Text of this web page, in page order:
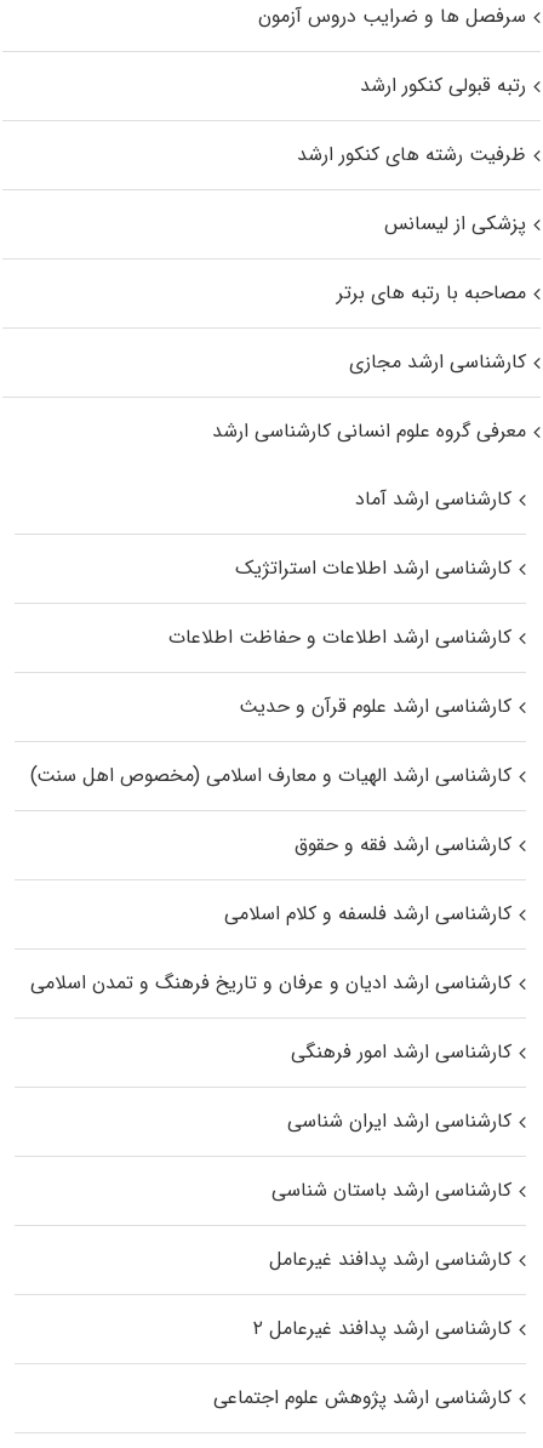
سرفصل ها و ضرایب دروس آزمون
رتبه قبولی کنکور ارشد
ظرفیت رشته های کنکور ارشد
پزشکی از لیسانس
مصاحبه با رتبه های برتر
کارشناسی ارشد مجازی
معرفی گروه علوم انسانی کارشناسی ارشد
کارشناسی ارشد آماد
کارشناسی ارشد اطلاعات استراتژیک
کارشناسی ارشد اطلاعات و حفاظت اطلاعات
کارشناسی ارشد علوم قرآن و حدیث
کارشناسی ارشد الهیات و معارف اسلامی (مخصوص اهل سنت)
کارشناسی ارشد فقه و حقوق
کارشناسی ارشد فلسفه و کلام اسلامی
کارشناسی ارشد ادیان و عرفان و تاریخ فرهنگ و تمدن اسلامی
کارشناسی ارشد امور فرهنگی
کارشناسی ارشد ایران شناسی
کارشناسی ارشد باستان شناسی
کارشناسی ارشد پدافند غیرعامل
کارشناسی ارشد پدافند غیرعامل ۲
کارشناسی ارشد پژوهش علوم اجتماعی